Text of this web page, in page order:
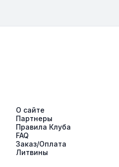
О сайте
Партнеры
Правила Клуба
FAQ
Заказ/Оплата
Литвины